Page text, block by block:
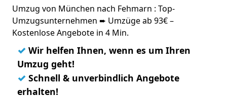
Umzug von München nach Fehmarn : Top-
Umzugsunternehmen ➨ Umzüge ab 93€ –
Kostenlose Angebote in 4 Min.
✓ Wir helfen Ihnen, wenn es um Ihren
Umzug geht!
✓ Schnell & unverbindlich Angebote
erhalten!